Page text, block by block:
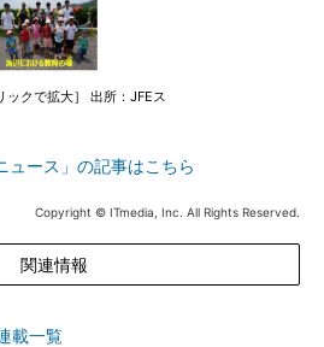
ックで拡大］ 出所：JFEス
ース」の記事はこちら
Copyright © ITmedia, Inc. All Rights Reserved.
関連情報
載一覧